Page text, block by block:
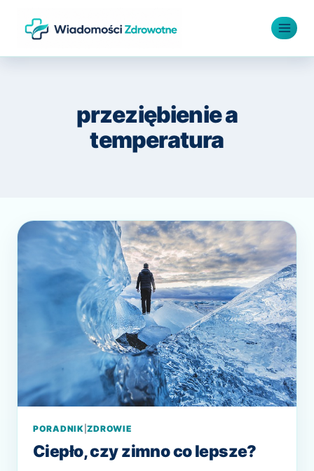
przeziębienie a
temperatura
PORADNIK |ZDROWIE
Ciepło, czy zimno co lepsze?